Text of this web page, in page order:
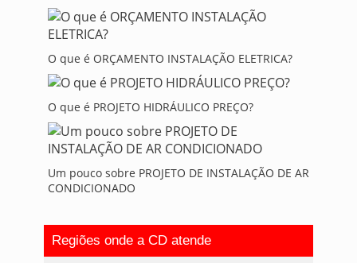
O que é ORÇAMENTO INSTALAÇÃO ELETRICA?
O que é PROJETO HIDRÁULICO PREÇO?
Um pouco sobre PROJETO DE INSTALAÇÃO DE AR
CONDICIONADO
Regiões onde a CD atende